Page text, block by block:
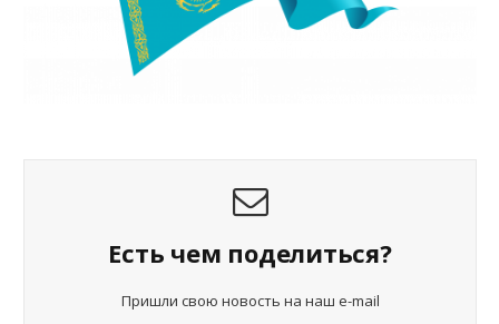
Есть чем поделиться?
Пришли свою новость на наш e-mail